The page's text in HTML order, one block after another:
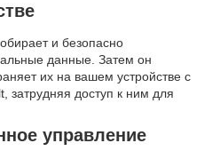
и безопасно
данные. Затем он
их на вашем устройстве с
затрудняя доступ к ним для
управление